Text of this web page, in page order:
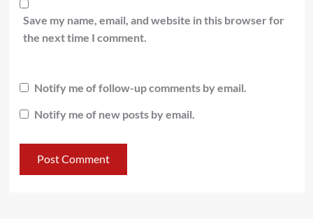
Save my name, email, and website in this browser for
the next time I comment.
Notify me of follow-up comments by email.
Notify me of new posts by email.